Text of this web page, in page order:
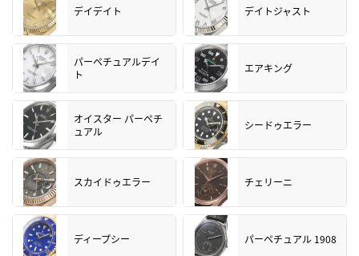
デイデイト デイトジャスト
パーペチュアルデイ
ト
エアキング
オイスター パーペチ
ュアル
シードゥエラー
スカイドゥエラー チェリーニ
ディープシー パーペチュアル 1908